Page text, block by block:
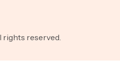
reserved.